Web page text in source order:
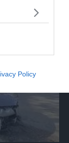
Policy
Procura